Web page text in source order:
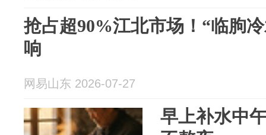
抢占超90%江北市场！“临朐
响
网易山东 2026-07-27
早上补水中